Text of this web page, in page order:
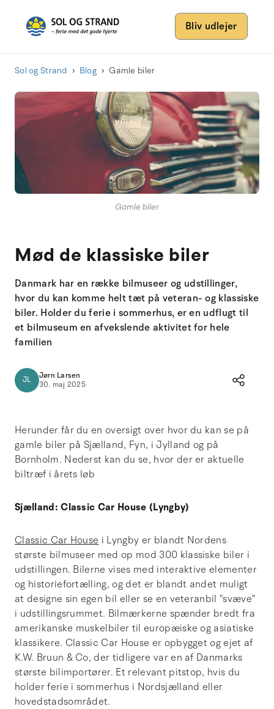
Bliv udlejer
Sol og Strand Blog Gamle biler
Gamle biler
Mød de klassiske biler
Danmark har en række bilmuseer og udstillinger,
hvor du kan komme helt tæt på veteran- og klassiske
biler. Holder du ferie i sommerhus, er en udflugt til
et bilmuseum en afvekslende aktivitet for hele
familien
JL
Jørn Larsen
30. maj 2025
Herunder får du en oversigt over hvor du kan se på
gamle biler på Sjælland, Fyn, i Jylland og på
Bornholm. Nederst kan du se, hvor der er aktuelle
biltræf i årets løb
Sjælland: Classic Car House (Lyngby)
Classic Car House i Lyngby er blandt Nordens
største bilmuseer med op mod 300 klassiske biler i
udstillingen. Bilerne vises med interaktive elementer
og historiefortælling, og det er blandt andet muligt
at designe sin egen bil eller se en veteranbil "svæve"
i udstillingsrummet. Bilmærkerne spænder bredt fra
amerikanske muskelbiler til europæiske og asiatiske
klassikere. Classic Car House er opbygget og ejet af
K.W. Bruun & Co, der tidligere var en af Danmarks
største bilimportører. Et relevant pitstop, hvis du
holder ferie i sommerhus i Nordsjælland eller
hovedstadsområdet.